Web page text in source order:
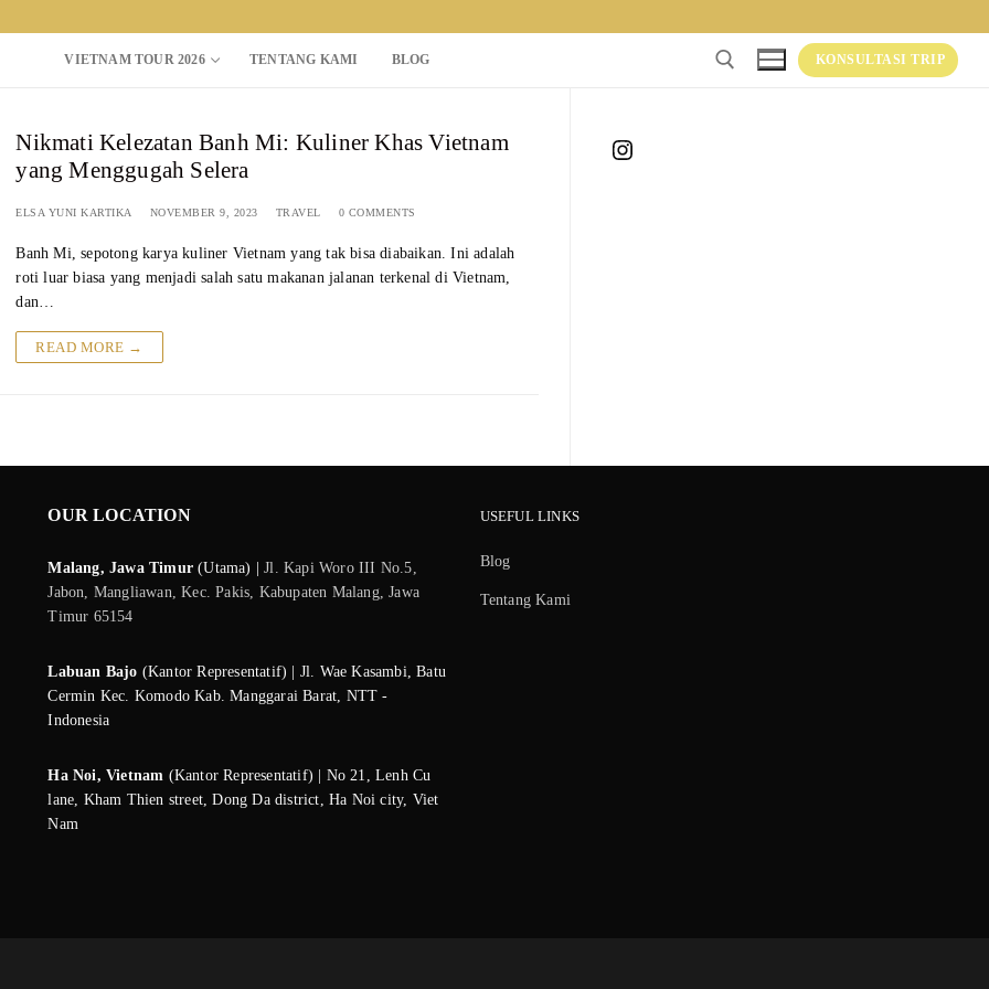
VIETNAM TOUR 2026 TENTANG KAMI BLOG
Search for:
KONSULTASI TRIP
Nikmati Kelezatan Banh Mi: Kuliner Khas Vietnam
yang Menggugah Selera
ELSA YUNI KARTIKA NOVEMBER 9, 2023 TRAVEL 0 COMMENTS
Banh Mi, sepotong karya kuliner Vietnam yang tak bisa diabaikan. Ini adalah
roti luar biasa yang menjadi salah satu makanan jalanan terkenal di Vietnam,
dan…
READ MORE →
Instagram
OUR LOCATION
Malang, Jawa Timur(Utama) |
Jl. Kapi Woro III No.5,
Jabon, Mangliawan, Kec. Pakis, Kabupaten Malang, Jawa
Timur 65154
Labuan Bajo (Kantor Representatif) | Jl. Wae Kasambi, Batu
Cermin Kec. Komodo Kab. Manggarai Barat, NTT -
Indonesia
Ha Noi, Vietnam (Kantor Representatif) | No 21, Lenh Cu
lane, Kham Thien street, Dong Da district, Ha Noi city, Viet
Nam
USEFUL LINKS
Blog
Tentang Kami